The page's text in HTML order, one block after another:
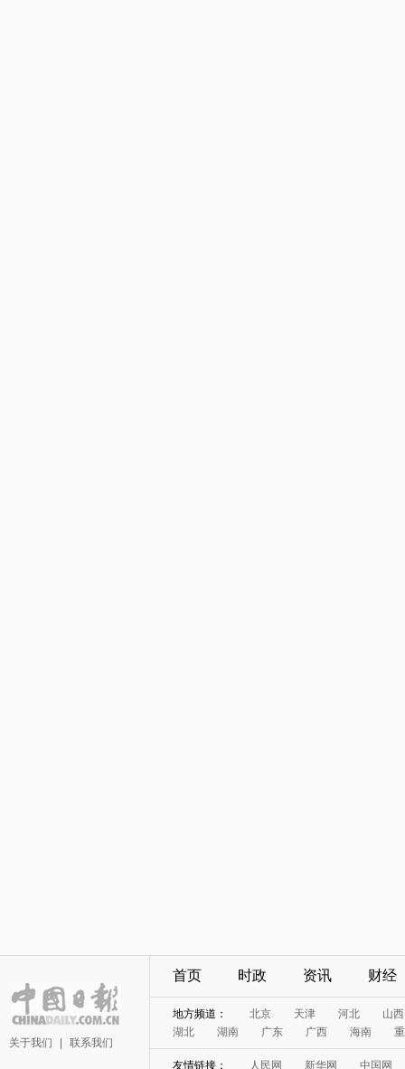
关于我们 联系我们
首页 时政 资讯 财经
地方频道： 北京 天津 河北
山西
湖北
湖南 广东 广西 海南
友情链接： 人民网 新华网 中国网